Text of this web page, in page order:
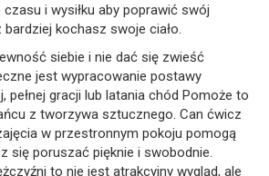
czasu i wysiłku aby poprawić swój
bardziej kochasz swoje ciało.
siebie i nie dać się zwieść
jest wypracowanie postawy
pełnej gracji lub latania chód Pomoże to
z tworzywa sztucznego. Can ćwicz
w przestronnym pokoju pomogą
się poruszać pięknie i swobodnie.
to nie jest atrakcyjny wygląd, ale